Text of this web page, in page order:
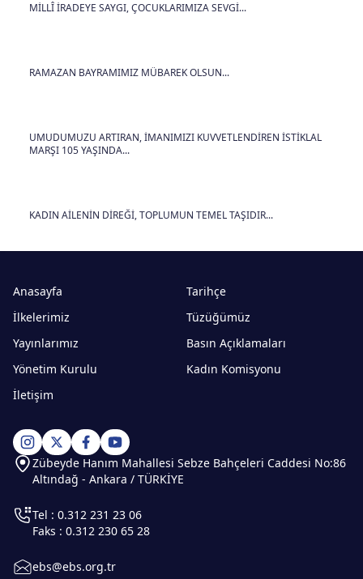
MİLLÎ İRADEYE SAYGI, ÇOCUKLARIMIZA SEVGİ...
RAMAZAN BAYRAMIMIZ MÜBAREK OLSUN...
UMUDUMUZU ARTIRAN, İMANIMIZI KUVVETLENDİREN İSTİKLAL
MARŞI 105 YAŞINDA...
KADIN AİLENİN DİREĞİ, TOPLUMUN TEMEL TAŞIDIR...
Anasayfa
Tarihçe
İlkelerimiz
Tüzüğümüz
Yayınlarımız
Basın Açıklamaları
Yönetim Kurulu
Kadın Komisyonu
İletişim
Zübeyde Hanım Mahallesi Sebze Bahçeleri Caddesi No:86
Altındağ - Ankara / TÜRKİYE
Tel : 0.312 231 23 06
Faks : 0.312 230 65 28
ebs@ebs.org.tr